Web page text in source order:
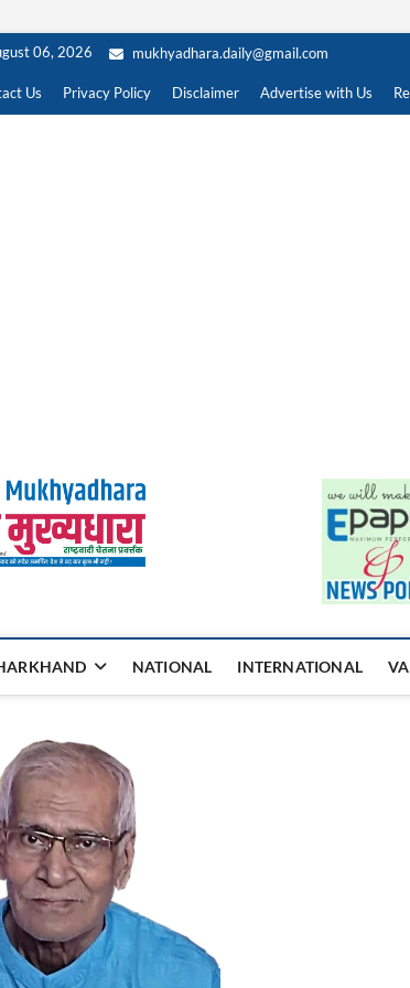
06, 2026 mukhyadhara.daily@gmail.com
Us Privacy Policy Disclaimer Advertise with Us
Rashtria
NATIONAL INTERNATIONAL